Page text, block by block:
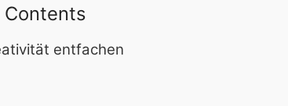
Contents
entfachen